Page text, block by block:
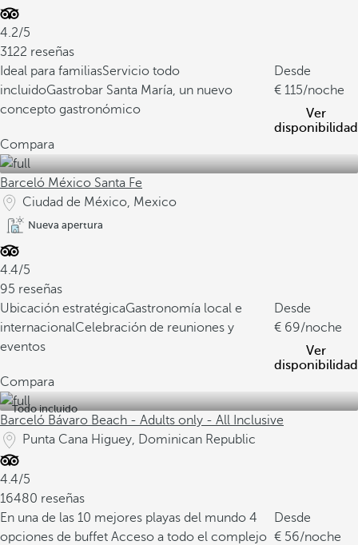
4.2/5
3122 reseñas
Ideal para familiasServicio todo
incluidoGastrobar Santa María, un nuevo
concepto gastronómico
Desde
115/noche
Ver
disponibilidad
Compara
Barceló México Santa Fe
Ciudad de México, Mexico
Nueva apertura
4.4/5
95 reseñas
Ubicación estratégicaGastronomía local e
internacionalCelebración de reuniones y
eventos
Desde
69/noche
Ver
disponibilidad
Compara
Todo incluido
Barceló Bávaro Beach - Adults only - All Inclusive
Punta Cana Higuey, Dominican Republic
4.4/5
16480 reseñas
En una de las 10 mejores playas del mundo 4
opciones de buffet Acceso a todo el complejo
Desde
56/noche